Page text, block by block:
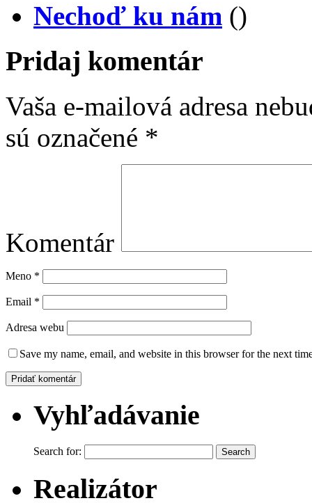
Nechoď ku nám ()
Pridaj komentár
Vaša e-mailová adresa
sú označené *
Komentár
Meno *
Email *
Adresa webu
Save my name, email, and website in this browser for the next
Vyhľadávanie
Search for:
Realizátor